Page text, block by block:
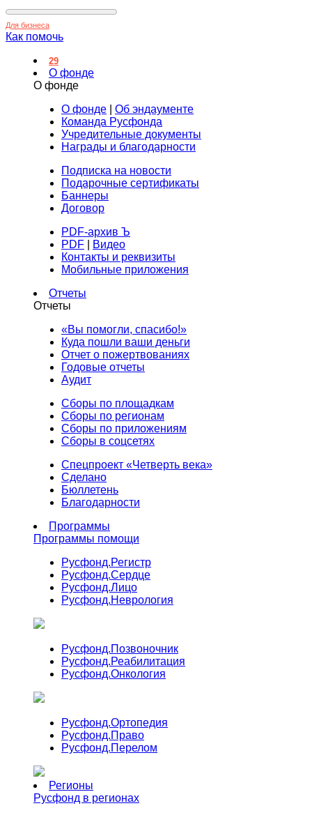
Для бизнеса
Как помочь
29
О фонде
О фонде
О фонде
Об эндаументе
Команда Русфонда
Учредительные документы
Награды и благодарности
Подписка на новости
Подарочные сертификаты
Баннеры
Договор
PDF-архив Ъ
PDF
Видео
Контакты и реквизиты
Мобильные приложения
Отчеты
Отчеты
«Вы помогли, спасибо!»
Куда пошли ваши деньги
Отчет о пожертвованиях
Годовые отчеты
Аудит
Сборы по площадкам
Сборы по регионам
Сборы по приложениям
Сборы в соцсетях
Спецпроект «Четверть века»
Сделано
Бюллетень
Благодарности
Программы
Программы помощи
Русфонд.Регистр
Русфонд.Сердце
Русфонд.Лицо
Русфонд.Неврология
Русфонд.Позвоночник
Русфонд.Реабилитация
Русфонд.Онкология
Русфонд.Ортопедия
Русфонд.Право
Русфонд.Перелом
Регионы
Русфонд в регионах